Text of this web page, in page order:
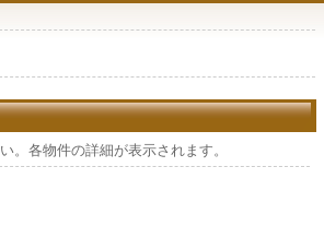
。各物件の詳細が表示されます。